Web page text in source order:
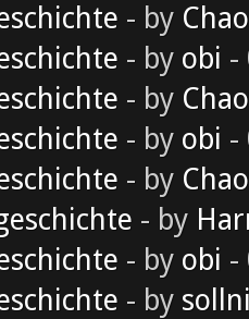
- by
- by obi -
- by
- by obi -
- by
- by
- by obi -
- by